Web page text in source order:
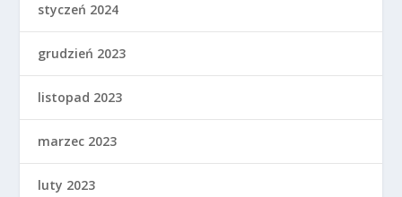
styczeń 2024
grudzień 2023
listopad 2023
marzec 2023
luty 2023